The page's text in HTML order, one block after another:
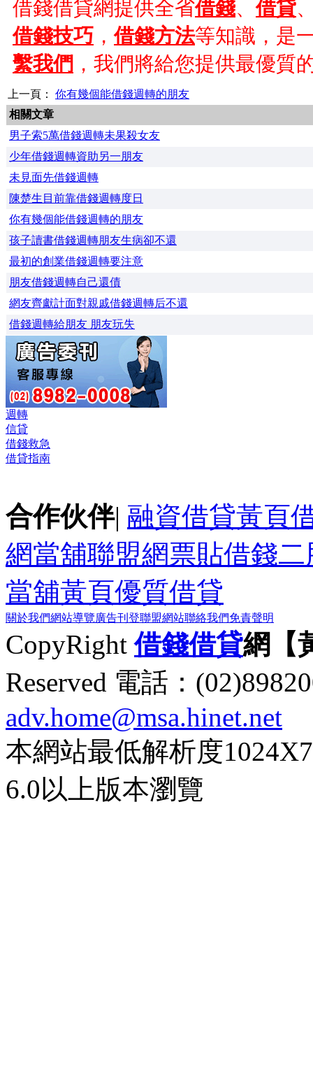
借錢借貸網提供全省借錢、借貸
借錢技巧 ，借錢方法等知識，是
繫我們 ，我們將給您提供最優質
上一頁： 你有幾個能借錢週轉的朋友
相關文章
男子索5萬借錢週轉未果殺女友
少年借錢週轉資助另一朋友
未見面先借錢週轉
陳楚生目前靠借錢週轉度日
你有幾個能借錢週轉的朋友
孩子讀書借錢週轉朋友生病卻不還
最初的創業借錢週轉要注意
朋友借錢週轉自己還債
網友齊獻計面對親戚借錢週轉后不還
借錢週轉給朋友 朋友玩失
週轉
信貸
借錢救急
借貸指南
合作伙伴| 融資借貸黃頁
網當舖聯盟網票貼借錢二
當舖黃頁優質借貸
關於我們網站導覽廣告刊登聯盟網站聯絡我們免責聲明
CopyRight借錢借貸網【
Reserved 電話：
adv.home@msa.hinet.net
本網站最低解析度
6.0以上版本瀏覽